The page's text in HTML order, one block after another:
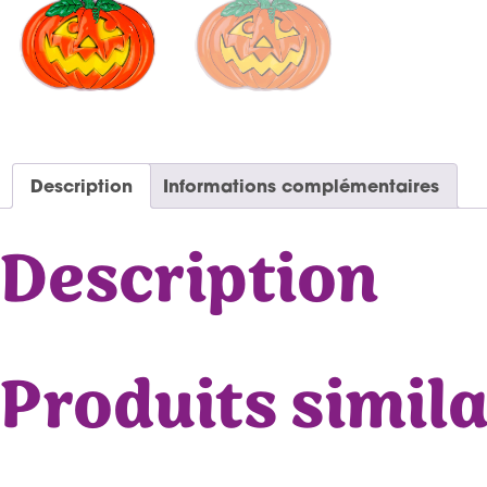
Description Informations complémentaires
Description
Produits